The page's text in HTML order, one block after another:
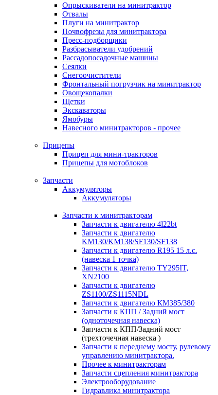
Опрыскиватели на минитрактор
Отвалы
Плуги на минитрактор
Почвофрезы для минитрактора
Пресс-подборщики
Разбрасыватели удобрений
Рассадопосадочные машины
Сеялки
Снегоочистители
Фронтальный погрузчик на минитрактор
Овощекопалки
Щетки
Экскаваторы
Ямобуры
Навесного минитракторов - прочее
Прицепы
Прицеп для мини-тракторов
Прицепы для мотоблоков
Запчасти
Аккумуляторы
Аккумуляторы
Запчасти к минитракторам
Запчасти к двигателю 4l22bt
Запчасти к двигателю
KM130/KM138/SF130/SF138
Запчасти к двигателю R195 15 л.с.
(навеска 1 точка)
Запчасти к двигателю TY295IT,
XN2100
Запчасти к двигателю
ZS1100/ZS1115NDL
Запчасти к двигателю КМ385/380
Запчасти к КПП / Задний мост
(одноточечная навеска)
Запчасти к КПП/Задний мост
(трехточечная навеска )
Запчасти к переднему мосту, рулевому
управлению минитрактора.
Прочее к минитракторам
Запчасти сцепления минитрактора
Электрооборудование
Гидравлика минитрактора